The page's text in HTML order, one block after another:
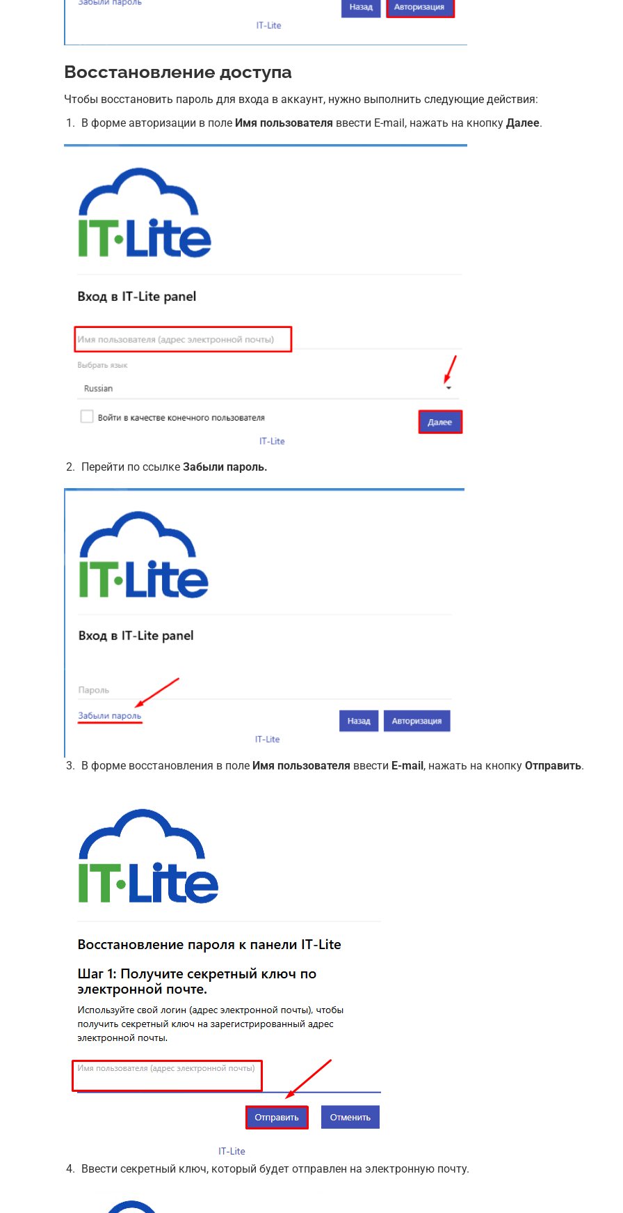
Восстановление доступа
Чтобы восстановить пароль для входа в аккаунт, нужно выполнить следующие действия:
В форме авторизации в поле Имя пользователя ввести E-mail, нажать на кнопку Далее.
Перейти по ссылке Забыли пароль.
В форме восстановления в поле Имя пользователя ввести E-mail, нажать на кнопку Отправить.
Ввести секретный ключ, который будет отправлен на электронную почту.